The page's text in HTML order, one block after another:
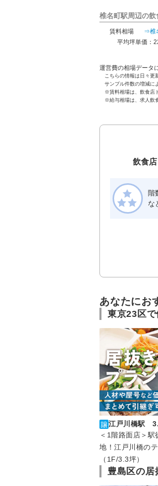
椎名町駅周辺の
賃料相場
⇒椎
平均坪単価：
運営費の相場データ
こちらの情報は日々更
サンプル件数の増減に
※賃料相場は、飲食店
※給与相場は、求人飲
飲食
階
な
あなたにお
東京23区
江戸川橋駅
＜1階路面店＞駅
地！江戸川橋の
（1F/3.3坪）
豊島区の居